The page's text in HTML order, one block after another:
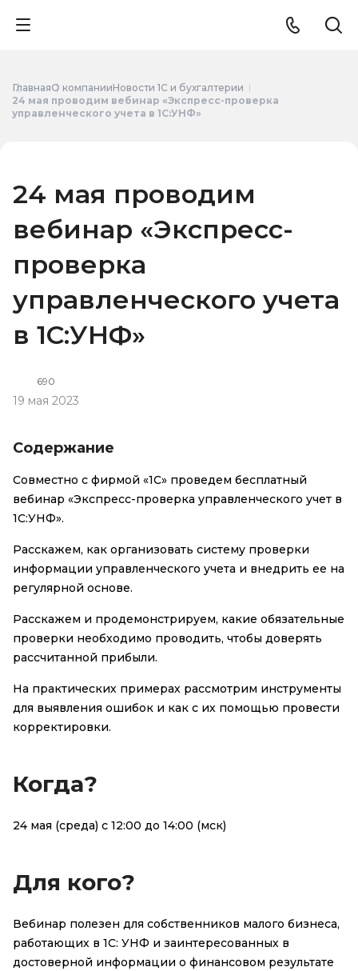
ГлавнаяО компанииНовости 1С и бухгалтерии
24 мая проводим вебинар «Экспресс-проверка
управленческого учета в 1С:УНФ»
24 мая проводим
вебинар «Экспресс-
проверка
управленческого учета
в 1С:УНФ»
690
19 мая 2023
Содержание
Совместно с фирмой «1С» проведем бесплатный
вебинар «Экспресс-проверка управленческого учет в
1С:УНФ».
Расскажем, как организовать систему проверки
информации управленческого учета и внедрить ее на
регулярной основе.
Расскажем и продемонстрируем, какие обязательные
проверки необходимо проводить, чтобы доверять
рассчитанной прибыли.
На практических примерах рассмотрим инструменты
для выявления ошибок и как с их помощью провести
корректировки.
Когда?
24 мая (среда) с 12:00 до 14:00 (мск)
Для кого?
Вебинар полезен для собственников малого бизнеса,
работающих в 1С: УНФ и заинтересованных в
достоверной информации о финансовом результате